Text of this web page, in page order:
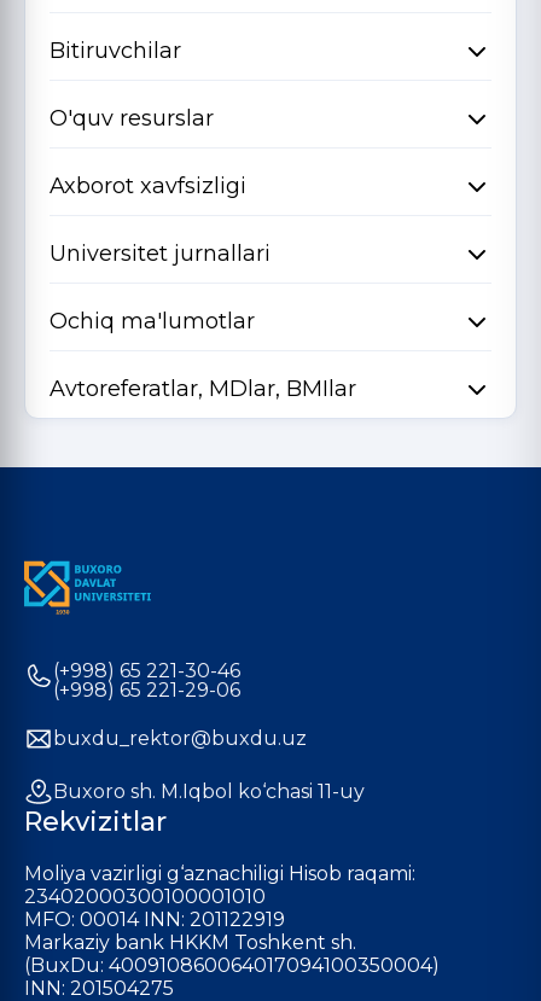
Bitiruvchilar
O'quv resurslar
Axborot xavfsizligi
Universitet jurnallari
Ochiq ma'lumotlar
Avtoreferatlar, MDlar, BMIlar
(+998) 65 221-30-46
(+998) 65 221-29-06
buxdu_rektor@buxdu.uz
Buxoro sh. M.Iqbol ko‘chasi 11-uy
Rekvizitlar
Moliya vazirligi g‘aznachiligi Hisob raqami:
23402000300100001010
MFO: 00014 INN: 201122919
Markaziy bank HKKM Toshkent sh.
(BuxDu: 400910860064017094100350004)
INN: 201504275